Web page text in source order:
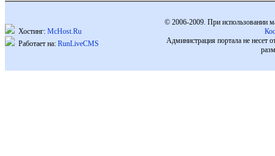
Хостинг: McHost.Ru
Работает на: RunLiveCMS
© 2006-2009. При использовании
Администрация портала не несет